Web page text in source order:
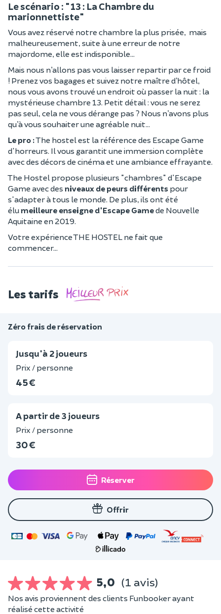
Le scénario : "13 : La Chambre du
marionnettiste"
Vous avez réservé notre chambre la plus prisée, mais
malheureusement, suite à une erreur de notre
majordome, elle est indisponible…
Mais nous n’allons pas vous laisser repartir par ce froid
! Prenez vos bagages et suivez notre maître d’hôtel,
nous vous avons trouvé un endroit où passer la nuit : la
mystérieuse chambre 13. Petit détail : vous ne serez
pas seul, cela ne vous dérange pas ? Nous n’avons plus
qu’à vous souhaiter une agréable nuit…
Le pro :The hostel est la référence des Escape Game
d'horreurs. Il vous garantit une immersion complète
avec des décors de cinéma et une ambiance effrayante.
The Hostel propose plusieurs "chambres" d'Escape
Game avec des niveaux de peurs différents pour
s'adapter à tous le monde. De plus, ils ont été
élumeilleure enseigne d'Escape Gamede Nouvelle
Aquitaine en 2019.
Votre expérience THE HOSTEL ne fait que
commencer...
Les tarifs
Zéro frais de réservation
Jusqu'à 2 joueurs
Prix / personne
45 €
A partir de 3 joueurs
Prix / personne
30 €
Réserver
Offrir
5,0 (1 avis)
Nos avis proviennent des clients Funbooker ayant
réalisé cette activité